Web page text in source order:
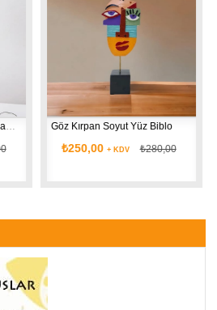
Göz Kırpan Soyut Yüz Biblo
+ KDV ₺280,00
Happy